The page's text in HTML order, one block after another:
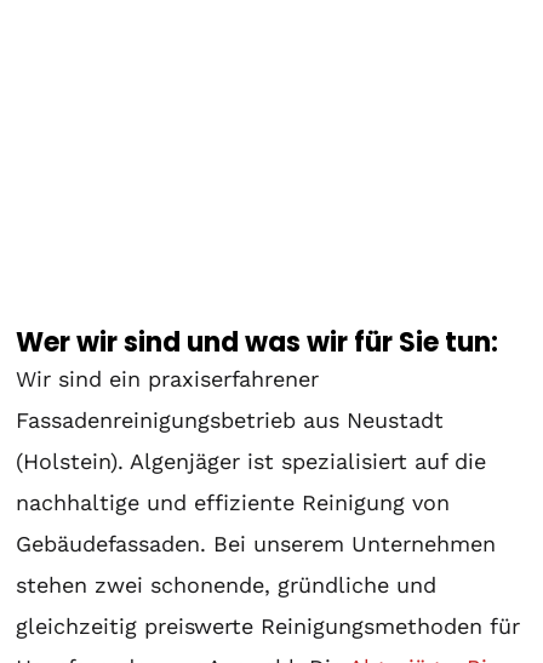
Wer wir sind und was wir für Sie tun:
Wir sind ein praxiserfahrener
Fassadenreinigungsbetrieb aus Neustadt
(Holstein). Algenjäger ist spezialisiert auf die
nachhaltige und effiziente Reinigung von
Gebäudefassaden. Bei unserem Unternehmen
stehen zwei schonende, gründliche und
gleichzeitig preiswerte Reinigungsmethoden für